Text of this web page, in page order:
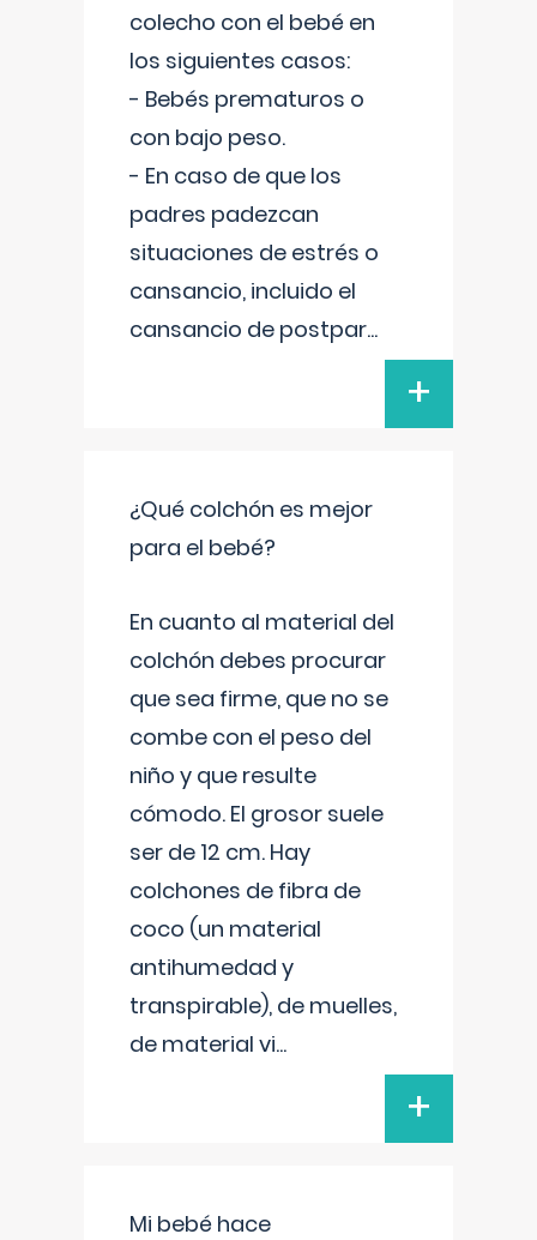
colecho con el bebé en
los siguientes casos:
- Bebés prematuros o
con bajo peso.
- En caso de que los
padres padezcan
situaciones de estrés o
cansancio, incluido el
cansancio de postpar...
+
¿Qué colchón es mejor
para el bebé?
En cuanto al material del
colchón debes procurar
que sea firme, que no se
combe con el peso del
niño y que resulte
cómodo. El grosor suele
ser de 12 cm. Hay
colchones de fibra de
coco (un material
antihumedad y
transpirable), de muelles,
de material vi...
+
Mi bebé hace